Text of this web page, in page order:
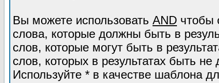
Вы можете использовать AND чтобы
слова, которые должны быть в
слов, которые могут быть в
слов, которых в результатах быть не
Используйте * в качестве шаблона